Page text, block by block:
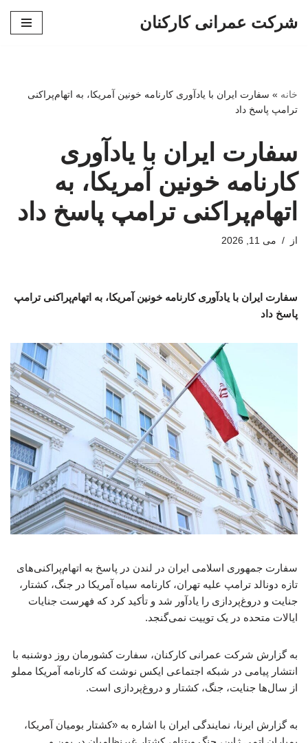
شرکت عمرانی کارکنان
خانه » سفارت ایران با یادآوری کارنامه خونین آمریکا، به اتهام‌پراکنی
ترامپ پاسخ داد
سفارت ایران با یادآوری
کارنامه خونین آمریکا، به
اتهام‌پراکنی ترامپ پاسخ داد
از می 11, 2026
سفارت ایران با یادآوری کارنامه خونین آمریکا، به اتهام‌پراکنی ترامپ
پاسخ داد
سفارت جمهوری اسلامی ایران در لندن در پاسخ به اتهام‌پراکنی‌های
تازه دونالد ترامپ علیه تهران، کارنامه سیاه آمریکا در جنگ، کشتار،
جنایت و دروغ‌پردازی را یادآور شد و تأکید کرد که فهرست جنایات
ایالات متحده در یک توییت نمی‌گنجد.
به گزارش شرکت عمرانی کارکنان، سفارت کشورمان روز دوشنبه با
انتشار پیامی در شبکه اجتماعی ایکس نوشت که کارنامه آمریکا مملو
از سال‌ها جنایت، جنگ، کشتار و دروغ‌پردازی است.
به گزارش ایرنا، نمایندگی ایران با اشاره به «کشتار بومیان آمریکا،